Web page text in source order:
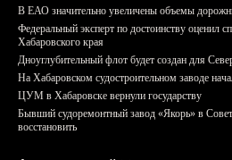
В ЕАО значительно увеличены объемы
Федеральный эксперт по достоинству оценил
Хабаровского края
Дноуглубительный флот будет создан для
На Хабаровском судостроительном заводе
ЦУМ в Хабаровске вернули государству
Бывший судоремонтный завод «Якорь» в
восстановить